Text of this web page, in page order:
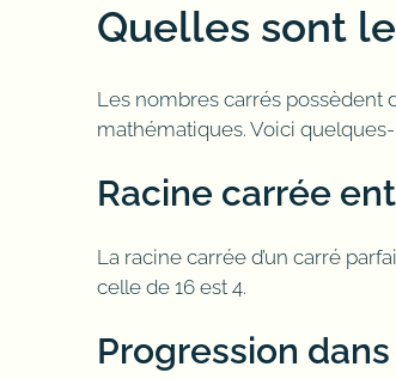
Quelles sont
Les nombres carrés possèdent
mathématiques. Voici
Racine carrée
La racine carrée d’un carré
celle de 16 est 4.
Progression